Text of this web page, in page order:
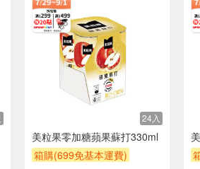
24入
美粒果零加糖蘋果蘇打330ml
箱購(699免基本運費)